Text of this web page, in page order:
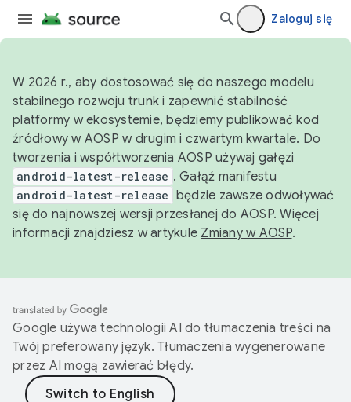
Zaloguj się
W 2026 r., aby dostosować się do naszego modelu
stabilnego rozwoju trunk i zapewnić stabilność
platformy w ekosystemie, będziemy publikować kod
źródłowy w AOSP w drugim i czwartym kwartale. Do
tworzenia i współtworzenia AOSP używaj gałęzi
android-latest-release . Gałąź manifestu
android-latest-release będzie zawsze odwoływać
się do najnowszej wersji przesłanej do AOSP. Więcej
informacji znajdziesz w artykule Zmiany w AOSP.
Google używa technologii AI do tłumaczenia treści na
Twój preferowany język. Tłumaczenia wygenerowane
przez AI mogą zawierać błędy.